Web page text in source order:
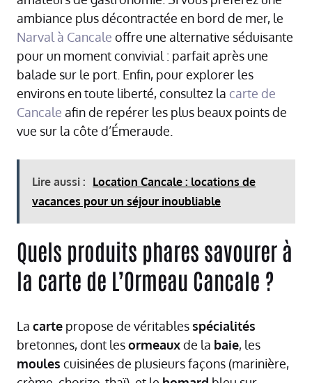
ambiance plus décontractée en bord de mer, le
Narval à Cancale offre une alternative séduisante
pour un moment convivial : parfait après une
balade sur le port. Enfin, pour explorer les
environs en toute liberté, consultez la carte de
Cancale afin de repérer les plus beaux points de
vue sur la côte d’Émeraude.
Lire aussi : Location Cancale : locations de
vacances pour un séjour inoubliable
Quels produits phares savourer à
la carte de L’Ormeau Cancale ?
La carte propose de véritables spécialités
bretonnes, dont lesormeauxde la baie, les
moules cuisinées de plusieurs façons (marinière,